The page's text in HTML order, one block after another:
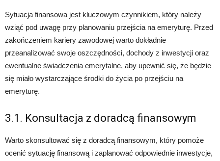
Sytuacja finansowa jest kluczowym czynnikiem, który należy
wziąć pod uwagę przy planowaniu przejścia na emeryturę. Przed
zakończeniem kariery zawodowej warto dokładnie
przeanalizować swoje oszczędności, dochody z inwestycji oraz
ewentualne świadczenia emerytalne, aby upewnić się, że będzie
się miało wystarczające środki do życia po przejściu na
emeryturę.
3.1. Konsultacja z doradcą finansowym
Warto skonsultować się z doradcą finansowym, który pomoże
ocenić sytuację finansową i zaplanować odpowiednie inwestycje,